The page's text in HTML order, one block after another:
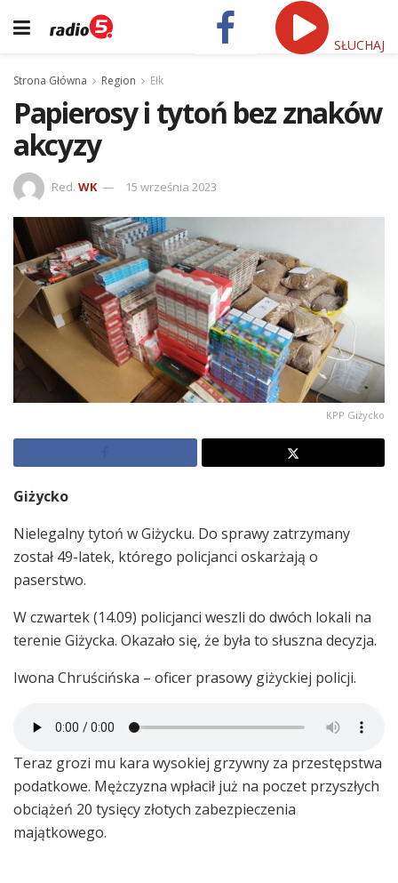
SŁUCHAJ
Strona Główna Region Ełk
Papierosy i tytoń bez znaków
akcyzy
Red. WK 15 września 2023
KPP Giżycko
Giżycko
Nielegalny tytoń w Giżycku. Do sprawy zatrzymany
został 49-latek, którego policjanci oskarżają o
paserstwo.
W czwartek (14.09) policjanci weszli do dwóch lokali na
terenie Giżycka. Okazało się, że była to słuszna decyzja.
Iwona Chruścińska – oficer prasowy giżyckiej policji.
Teraz grozi mu kara wysokiej grzywny za przestępstwa
podatkowe. Mężczyzna wpłacił już na poczet przyszłych
obciążeń 20 tysięcy złotych zabezpieczenia
majątkowego.